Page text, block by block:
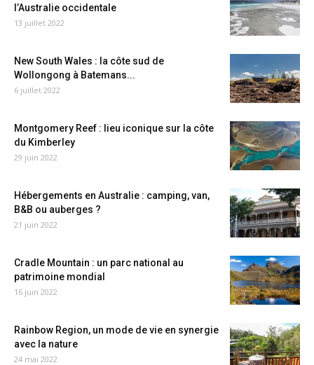
l’Australie occidentale
13 juillet 2022
New South Wales : la côte sud de
Wollongong à Batemans...
6 juillet 2022
Montgomery Reef : lieu iconique sur la côte
du Kimberley
29 juin 2022
Hébergements en Australie : camping, van,
B&B ou auberges ?
21 juin 2022
Cradle Mountain : un parc national au
patrimoine mondial
16 juin 2022
Rainbow Region, un mode de vie en synergie
avec la nature
24 mai 2022